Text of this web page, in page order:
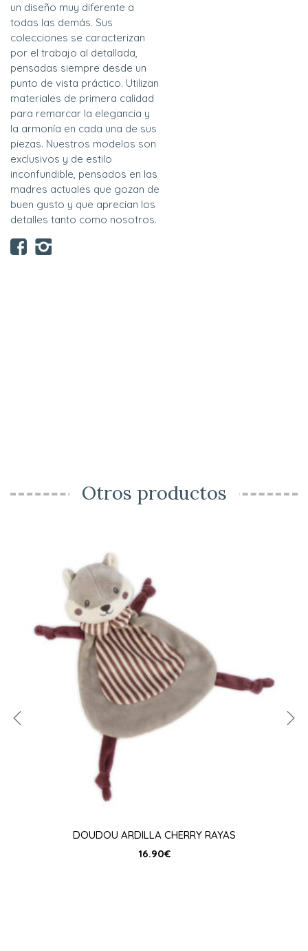
un diseño muy diferente a
todas las demás. Sus
colecciones se caracterizan
por el trabajo al detallada,
pensadas siempre desde un
punto de vista práctico. Utilizan
materiales de primera calidad
para remarcar la elegancia y
la armonía en cada una de sus
piezas. Nuestros modelos son
exclusivos y de estilo
inconfundible, pensados en las
madres actuales que gozan de
buen gusto y que aprecian los
detalles tanto como nosotros.
Otros productos
DOUDOU ARDILLA CHERRY RAYAS
16.90€